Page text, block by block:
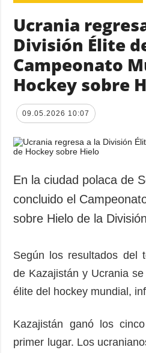
Ucrania
División Élite
Campeonato
Hockey sobre
09.05.2026 10:07
En la ciudad polaca de
concluido el
sobre Hielo de la
Según los resultados del
de Kazajistán y Ucrania
élite del hockey mundial,
Kazajistán ganó los
primer lugar. Los